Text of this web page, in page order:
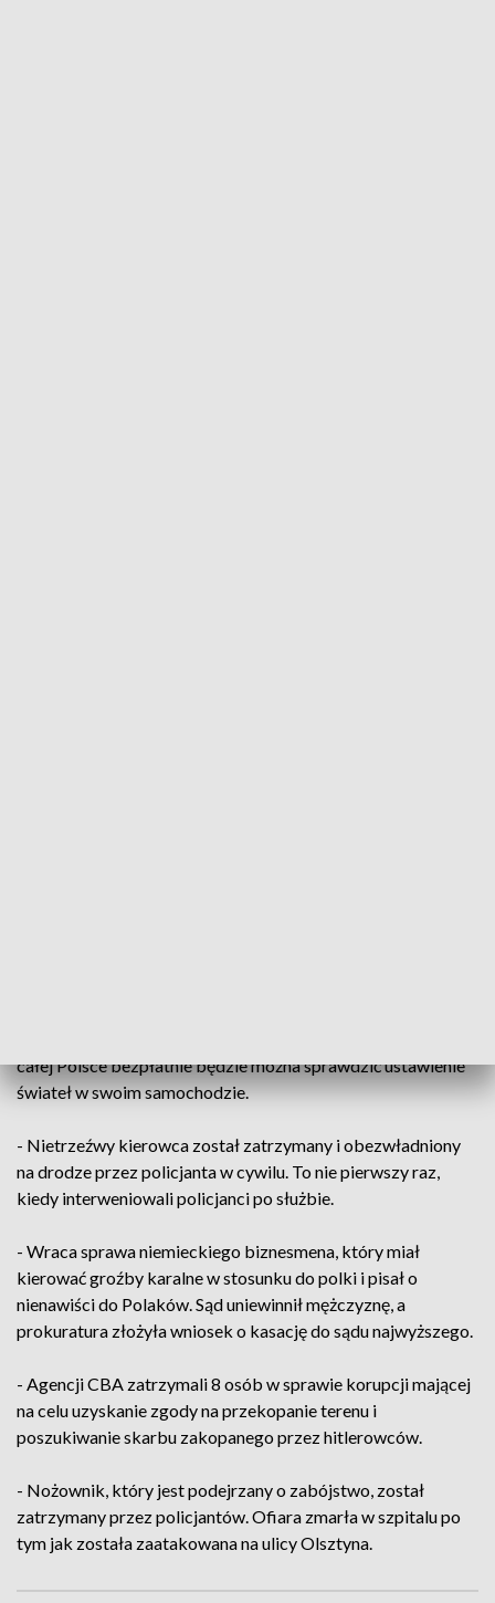
całej Polsce bezpłatnie będzie można sprawdzić ustawienie
świateł w swoim samochodzie.
- Nietrzeźwy kierowca został zatrzymany i obezwładniony
na drodze przez policjanta w cywilu. To nie pierwszy raz,
kiedy interweniowali policjanci po służbie.
- Wraca sprawa niemieckiego biznesmena, który miał
kierować groźby karalne w stosunku do polki i pisał o
nienawiści do Polaków. Sąd uniewinnił mężczyznę, a
prokuratura złożyła wniosek o kasację do sądu najwyższego.
- Agencji CBA zatrzymali 8 osób w sprawie korupcji mającej
na celu uzyskanie zgody na przekopanie terenu i
poszukiwanie skarbu zakopanego przez hitlerowców.
- Nożownik, który jest podejrzany o zabójstwo, został
zatrzymany przez policjantów. Ofiara zmarła w szpitalu po
tym jak została zaatakowana na ulicy Olsztyna.